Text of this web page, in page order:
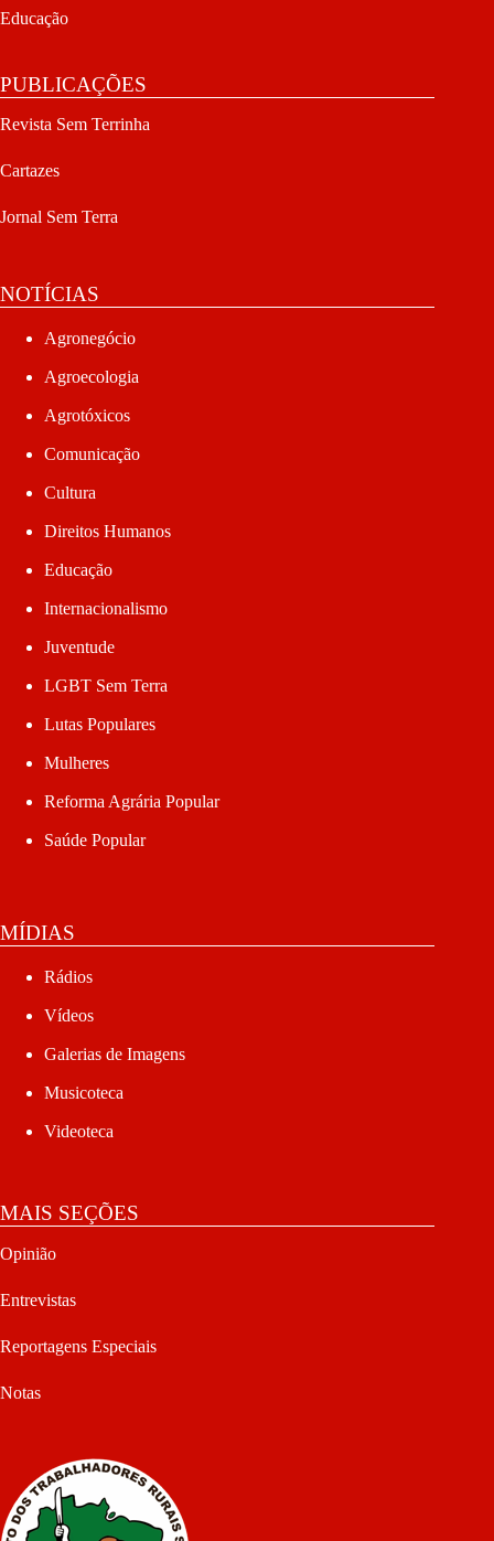
Educação
PUBLICAÇÕES
Revista Sem Terrinha
Cartazes
Jornal Sem Terra
NOTÍCIAS
Agronegócio
Agroecologia
Agrotóxicos
Comunicação
Cultura
Direitos Humanos
Educação
Internacionalismo
Juventude
LGBT Sem Terra
Lutas Populares
Mulheres
Reforma Agrária Popular
Saúde Popular
MÍDIAS
Rádios
Vídeos
Galerias de Imagens
Musicoteca
Videoteca
MAIS SEÇÕES
Opinião
Entrevistas
Reportagens Especiais
Notas